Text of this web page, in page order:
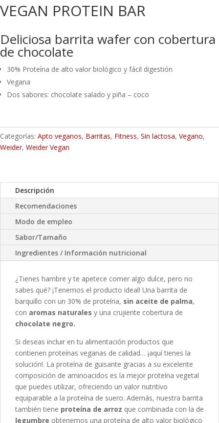
VEGAN PROTEIN BAR
Deliciosa barrita wafer con cobertura
de chocolate
30% Proteína de alto valor biológico y fácil digestión
Vegana
Dos sabores: chocolate salado y piña – coco
Categorías: Apto veganos, Barritas, Fitness, Sin lactosa, Vegano,
Weider, Weider Vegan
Descripción
Recomendaciones
Modo de empleo
Sabor/Tamaño
Ingredientes / Información nutricional
¿Tienes hambre y te apetece comer algo dulce, pero no
sabes qué? ¡Tenemos el producto ideal! Una barrita de
barquillo con un 30% de proteína, sin aceite de palma,
con aromas naturales y una crujiente cobertura de
chocolate negro.
Si deseas incluir en tu alimentación productos que
contienen proteínas veganas de calidad… ¡aquí tienes la
solución!. La proteína de guisante gracias a su excelente
composición de aminoacidos es la mejor proteína vegetal
que puedes utilizar, ofreciendo un valor nutritivo
equiparable a la proteína de suero. Además, nuestra barrita
también tiene proteína de arroz que combinada con la de
legumbre obtenemos una proteína de alto valor biológico